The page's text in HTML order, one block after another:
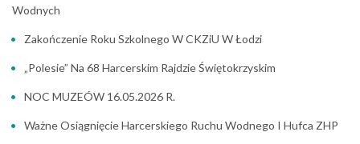
Wodnych
Zakończenie Roku Szkolnego W CKZiU W Łodzi
„Polesie” Na 68 Harcerskim Rajdzie Świętokrzyskim
NOC MUZEÓW 16.05.2026 R.
Ważne Osiągnięcie Harcerskiego Ruchu Wodnego I Hufca ZHP